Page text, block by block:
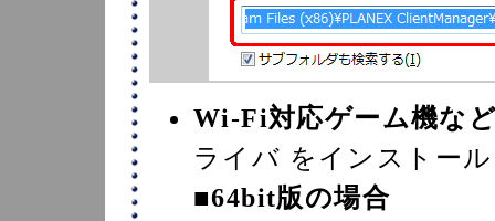
Wi-Fi対応ゲーム機な
ライバ をインストー
■64bit版の場合